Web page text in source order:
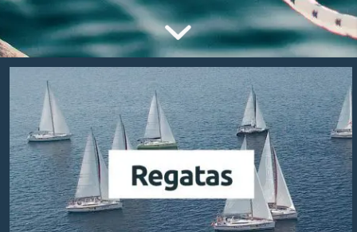
Regatas
Inscreva-se ou acompanhe de perto os
resultados das nossas Regatas.
Entrar